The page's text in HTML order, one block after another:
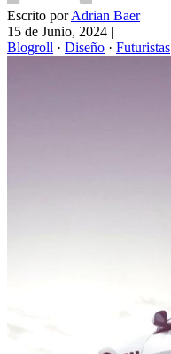
Escrito porAdrian Baer
15 de Junio, 2024 |
Blogroll · Diseño · Futuristas